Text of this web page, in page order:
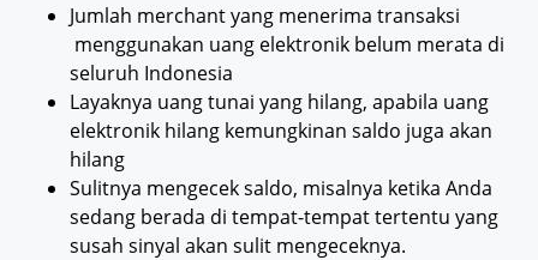
Jumlah merchant yang menerima transaksi
menggunakan uang elektronik belum merata di
seluruh Indonesia
Layaknya uang tunai yang hilang, apabila uang
elektronik hilang kemungkinan saldo juga akan
hilang
Sulitnya mengecek saldo, misalnya ketika Anda
sedang berada di tempat-tempat tertentu yang
susah sinyal akan sulit mengeceknya.